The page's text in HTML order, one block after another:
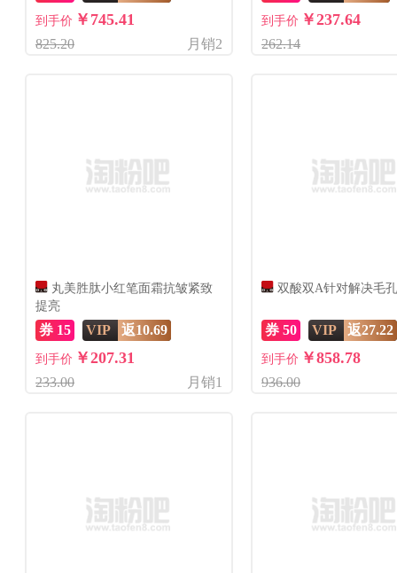
到手价 ￥745.41
825.20 月销2
到手价 ￥237.64
262.14
丸美胜肽小红笔面霜抗皱紧致
提亮
券 15 VIP 返10.69
到手价 ￥207.31
233.00 月销1
双酸双A针对解决毛
券 50 VIP 返27.22
到手价 ￥858.78
936.00